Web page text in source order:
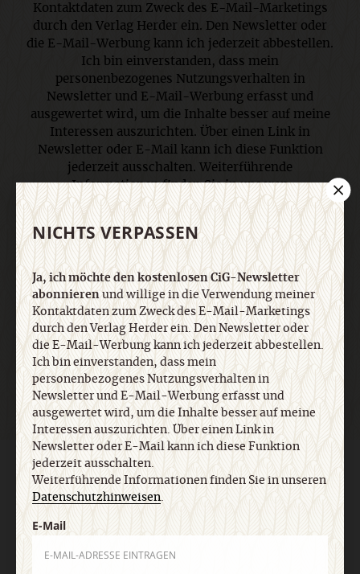
Kontaktdaten zum Zweck des E-Mail-Marketings
durch den Verlag Herder ein. Den Newsletter oder
die E-Mail-Werbung kann ich jederzeit abbestellen.
Ich bin einverstanden, dass mein
personenbezogenes Nutzungsverhalten in
Newsletter und E-Mail-Werbung erfasst und
ausgewertet wird, um die Inhalte besser auf meine
Interessen auszurichten. Über einen Link in
Newsletter oder E-Mail kann ich diese Funktion
jederzeit ausschalten. Weiterführende
Informationen finden Sie in unseren
Datenschutzhinweisen.
E-Mail
Jetzt anmelden
AGB und Widerrufsbelehrung
Impressum
Vertrag widerrufen Abo online kündigen
NICHTS VERPASSEN
Ja, ich möchte den kostenlosen CiG-Newsletter
abonnierenund willige in die Verwendung meiner
Kontaktdaten zum Zweck des E-Mail-Marketings
durch den Verlag Herder ein. Den Newsletter oder
die E-Mail-Werbung kann ich jederzeit abbestellen.
Ich bin einverstanden, dass mein
personenbezogenes Nutzungsverhalten in
Newsletter und E-Mail-Werbung erfasst und
ausgewertet wird, um die Inhalte besser auf meine
Interessen auszurichten. Über einen Link in
Newsletter oder E-Mail kann ich diese Funktion
jederzeit ausschalten.
Weiterführende Informationen finden Sie in unseren
Datenschutzhinweisen.
E-Mail